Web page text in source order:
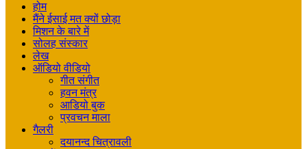
होम
मैंने ईसाई मत क्यों छोड़ा
मिशन के बारे में
सोलह संस्कार
लेख
ऑडियो वीडियो
गीत संगीत
हवन मंत्र
आडियो बुक
प्रवचन माला
गैलरी
दयानन्द चित्रावली